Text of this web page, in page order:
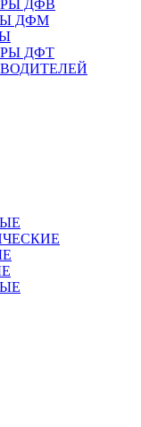
ДФВ
ДФМ
ДФТ